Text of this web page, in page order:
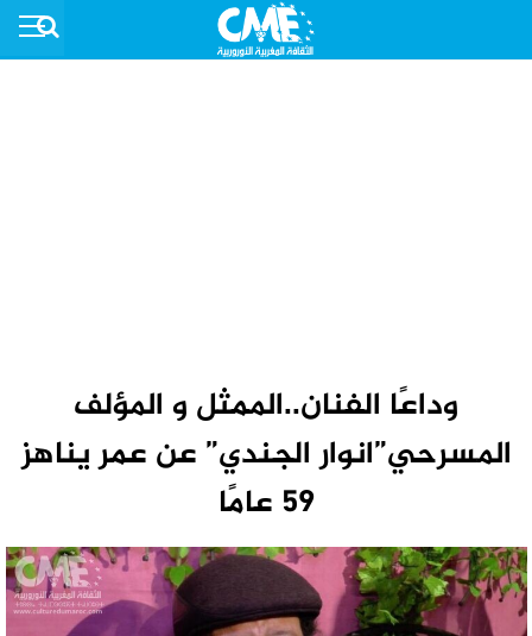
وداعًا الفنان..الممثل و المؤلف
المسرحي”انوار الجندي” عن عمر يناهز
59 عامًا